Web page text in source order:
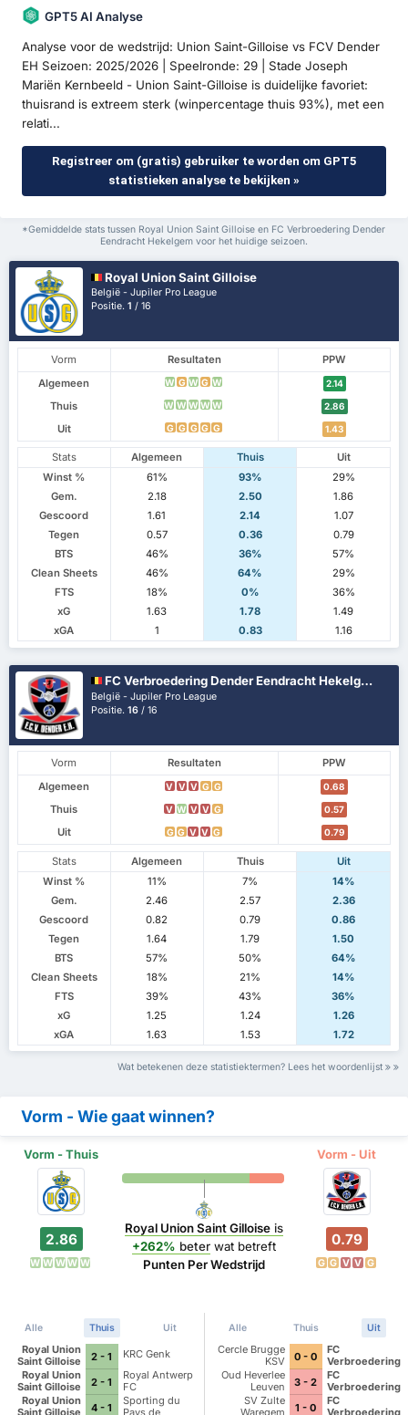
GPT5 AI Analyse
Analyse voor de wedstrijd: Union Saint-Gilloise vs FCV Dender
EH Seizoen: 2025/2026 | Speelronde: 29 | Stade Joseph
Mariën Kernbeeld - Union Saint-Gilloise is duidelijke favoriet:
thuisrand is extreem sterk (winpercentage thuis 93%), met een
relati...
Registreer om (gratis) gebruiker te worden om GPT5
statistieken analyse te bekijken »
*Gemiddelde stats tussen Royal Union Saint Gilloise en FC Verbroedering Dender
Eendracht Hekelgem voor het huidige seizoen.
Royal Union Saint Gilloise
België - Jupiler Pro League
Positie.1 / 16
Vorm Resultaten
PPW
Algemeen
W G W G W 2.14
Thuis W W W W W 2.86
Uit G G G G G 1.43
Stats Algemeen Thuis
Uit
Winst %
61% 93%
29%
Gem.
2.18 2.50
1.86
Gescoord
1.61 2.14
1.07
Tegen
0.57 0.36
0.79
BTS
46% 36%
57%
Clean Sheets
46% 64%
29%
FTS
18% 0%
36%
xG
1.63 1.78
1.49
xGA
1 0.83 1.16
FC Verbroedering Dender Eendracht Hekelgem
België - Jupiler Pro League
Positie.16 / 16
Vorm Resultaten
PPW
Algemeen
V V V G G 0.68
Thuis V W V V G 0.57
Uit G G V V G 0.79
Stats Algemeen Thuis
Uit
Winst %
11% 7%
14%
Gem.
2.46 2.57
2.36
Gescoord
0.82 0.79
0.86
Tegen
1.64 1.79
1.50
BTS
57% 50%
64%
Clean Sheets
18% 21%
14%
FTS
39% 43%
36%
xG
1.25 1.24
1.26
xGA
1.63 1.53 1.72
Wat betekenen deze statistiektermen? Lees het woordenlijst
Vorm - Wie gaat winnen?
Vorm - Thuis Vorm - Uit
2.86
W W W W W
Royal Union Saint Gilloiseis
+262% beterwat betreft
Punten Per Wedstrijd
0.79
G G V V G
Alle Thuis Uit
Royal Union
Saint Gilloise
2 - 1
KRC Genk
Royal Union
Saint Gilloise
2 - 1
Royal Antwerp
FC
Royal Union
Saint Gilloise
4 - 1
Sporting du
Pays de
Alle Thuis Uit
Cercle Brugge
KSV
0 - 0
FC
Verbroedering
Dender
Eendracht
Hekelgem
Oud Heverlee
Leuven
3 - 2
FC
Verbroedering
Dender
Eendracht
SV Zulte
Waregem
1 - 0
FC
Verbroedering